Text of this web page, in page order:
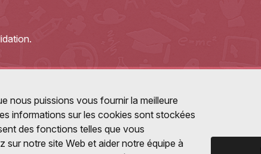
nous puissions vous fournir la meilleure
informations sur les cookies sont stockées
des fonctions telles que vous
sur notre site Web et aider notre équipe à